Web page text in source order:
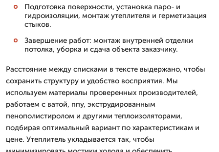
Подготовка поверхности, установка паро- и
гидроизоляции, монтаж утеплителя и герметизация
стыков.
Завершение работ: монтаж внутренней отделки
потолка, уборка и сдача объекта заказчику.
Расстояние между списками в тексте выдержано, чтобы
сохранить структуру и удобство восприятия. Мы
используем материалы проверенных производителей,
работаем с ватой, ппу, экструдированным
пенополистиролом и другими теплоизоляторами,
подбирая оптимальный вариант по характеристикам и
цене. Утеплитель укладывается так, чтобы